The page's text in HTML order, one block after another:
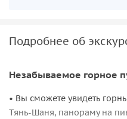
Подробнее об
Незабываемое горное
• Вы сможете увидеть
Тянь-Шаня, панораму на